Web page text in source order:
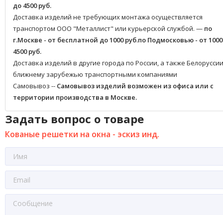
до 4500 руб.
Доставка изделий не требующих монтажа осуществляется
транспортом ООО "Металлист" или курьерской службой. — по
г.Москве - от бесплатной до 1000 руб.по Подмосковью - от
4500 руб.
Доставка изделий в другие города по России, а также
ближнему зарубежью транспортными компаниями
Самовывоз -- Самовывоз изделий возможен из офиса или с
территории производства в Москве.
Задать вопрос о товаре
Кованые решетки на окна - эскиз инд.